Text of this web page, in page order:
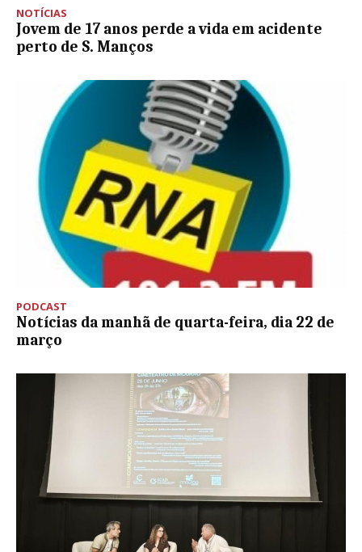
NOTÍCIAS
Jovem de 17 anos perde a vida em acidente
perto de S. Manços
PODCAST
Notícias da manhã de quarta-feira, dia 22 de
março